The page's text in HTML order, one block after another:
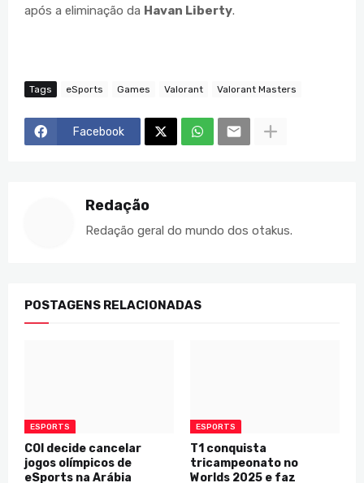
após a eliminação da Havan Liberty.
Tags eSports Games Valorant Valorant Masters
Facebook
Redação
Redação geral do mundo dos otakus.
POSTAGENS RELACIONADAS
ESPORTS
COI decide cancelar
jogos olímpicos de
eSports na Arábia
ESPORTS
T1 conquista
tricampeonato no
Worlds 2025 e faz